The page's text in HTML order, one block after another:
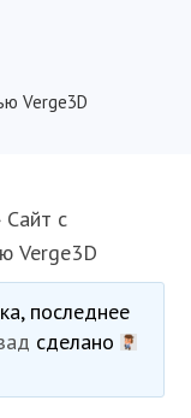
Verge3D
Сайт с
Verge3D
последнее
сделано